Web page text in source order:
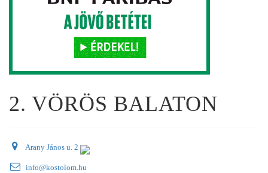
2. VÖRÖS BALATON
Arany János u. 2
info@kostolom.hu